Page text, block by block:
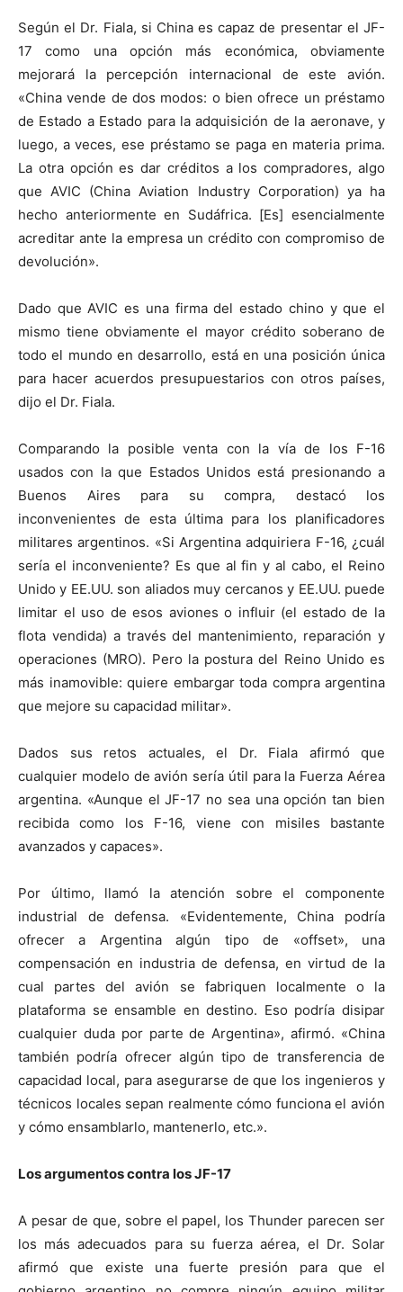
Según el Dr. Fiala, si China es capaz de presentar el JF-
17 como una opción más económica, obviamente
mejorará la percepción internacional de este avión.
«China vende de dos modos: o bien ofrece un préstamo
de Estado a Estado para la adquisición de la aeronave, y
luego, a veces, ese préstamo se paga en materia prima.
La otra opción es dar créditos a los compradores, algo
que AVIC (China Aviation Industry Corporation) ya ha
hecho anteriormente en Sudáfrica. [Es] esencialmente
acreditar ante la empresa un crédito con compromiso de
devolución».
Dado que AVIC es una firma del estado chino y que el
mismo tiene obviamente el mayor crédito soberano de
todo el mundo en desarrollo, está en una posición única
para hacer acuerdos presupuestarios con otros países,
dijo el Dr. Fiala.
Comparando la posible venta con la vía de los F-16
usados con la que Estados Unidos está presionando a
Buenos Aires para su compra, destacó los
inconvenientes de esta última para los planificadores
militares argentinos. «Si Argentina adquiriera F-16, ¿cuál
sería el inconveniente? Es que al fin y al cabo, el Reino
Unido y EE.UU. son aliados muy cercanos y EE.UU. puede
limitar el uso de esos aviones o influir (el estado de la
flota vendida) a través del mantenimiento, reparación y
operaciones (MRO). Pero la postura del Reino Unido es
más inamovible: quiere embargar toda compra argentina
que mejore su capacidad militar».
Dados sus retos actuales, el Dr. Fiala afirmó que
cualquier modelo de avión sería útil para la Fuerza Aérea
argentina. «Aunque el JF-17 no sea una opción tan bien
recibida como los F-16, viene con misiles bastante
avanzados y capaces».
Por último, llamó la atención sobre el componente
industrial de defensa. «Evidentemente, China podría
ofrecer a Argentina algún tipo de «offset», una
compensación en industria de defensa, en virtud de la
cual partes del avión se fabriquen localmente o la
plataforma se ensamble en destino. Eso podría disipar
cualquier duda por parte de Argentina», afirmó. «China
también podría ofrecer algún tipo de transferencia de
capacidad local, para asegurarse de que los ingenieros y
técnicos locales sepan realmente cómo funciona el avión
y cómo ensamblarlo, mantenerlo, etc.».
Los argumentos contra los JF-17
A pesar de que, sobre el papel, los Thunder parecen ser
los más adecuados para su fuerza aérea, el Dr. Solar
afirmó que existe una fuerte presión para que el